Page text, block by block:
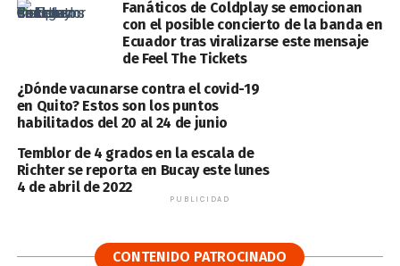
Fanáticos de Coldplay se emocionan
con el posible concierto de la banda en
Ecuador tras viralizarse este mensaje
de Feel The Tickets
¿Dónde vacunarse contra el covid-19
en Quito? Estos son los puntos
habilitados del 20 al 24 de junio
Temblor de 4 grados en la escala de
Richter se reporta en Bucay este lunes
4 de abril de 2022
PUBLICIDAD
CONTENIDO PATROCINADO